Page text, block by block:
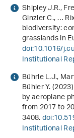
Shipley J.R.,
Ginzler C., …
biodiversity:
grasslands in
doi:10.1016/
Institutional
Bührle L.J.,
Bühler Y.
by aeroplane
from 2017 to
3408.
Institutional